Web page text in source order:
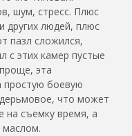
шум, стресс. Плюс
других людей, плюс
пазл сложился,
с этих камер пустые
эта
простую боевую
что может
на съемку время, а
маслом.